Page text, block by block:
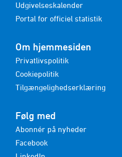
Udgivelseskalender
Portal for officiel statistik
Om hjemmesiden
Privatlivspolitik
Cookiepolitik
Tilgængelighedserklæring
Følg med
Abonnér på nyheder
Facebook